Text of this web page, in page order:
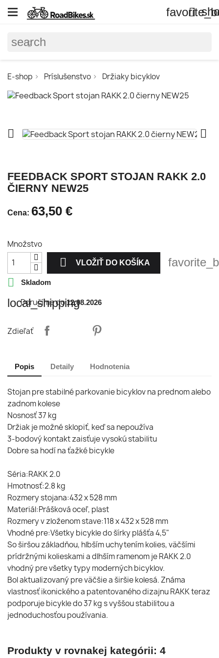

search
E-shop Príslušenstvo Držiaky bicyklov
 
FEEDBACK SPORT STOJAN RAKK 2.0
ČIERNY NEW25
Cena: 63,50 €
Množstvo
 VLOŽIŤ DO KOŠÍKA

Skladom
local_shipping
Doručíme do12.08.2026
Zdieľať
Popis Detaily Hodnotenia
Stojan pre stabilné parkovanie bicyklov na prednom alebo
zadnom kolese
Nosnosť 37 kg
Držiak je možné sklopiť, keď sa nepoužíva
3-bodový kontakt zaisťuje vysokú stabilitu
Dobre sa hodí na ťažké bicykle
Séria:RAKK 2.0
Hmotnosť:2.8 kg
Rozmery stojana:432 x 528 mm
Materiál:Prášková oceľ, plast
Rozmery v zloženom stave:118 x 432 x 528 mm
Vhodné pre:Všetky bicykle do šírky plášťa 4,5"
So širšou základňou, hlbším uchytením kolies, väčšími
prídržnými kolieskami a dlhším ramenom je RAKK 2.0
vhodný pre všetky typy moderných bicyklov.
Bol aktualizovaný pre väčšie a širšie kolesá. Známa
vlastnosť ikonického a patentovaného dizajnu RAKK teraz
podporuje bicykle do 37 kg s vyššou stabilitou a
jednoduchosťou používania.
Produkty v rovnakej kategórii: 4